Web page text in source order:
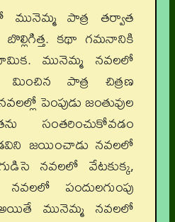
మునెమ్మ పాత్ర తర్వాత
బొల్లిగిత్త. కథా గమనానికి
మునెమ్మ నవలలో
మించిన పాత్ర చిత్రణ
పెంపుడు జంతువుల
సంతరించుకోవడం
జయించాడు నవలలో
నవలలో వేటకుక్క,
పందులగుంపు
అయితే మునెమ్మ నవలలో